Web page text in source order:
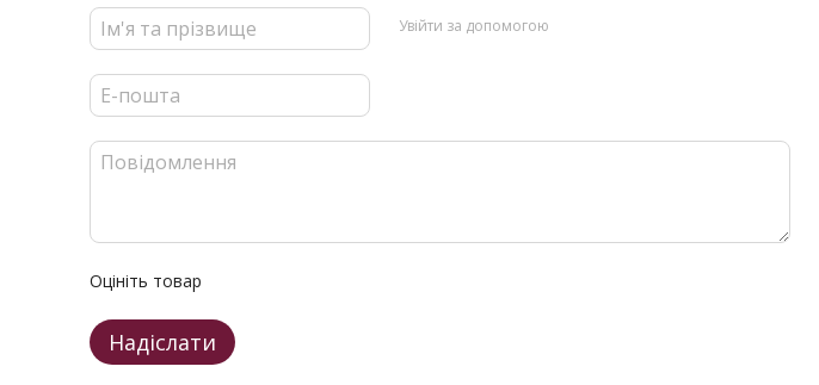
Увійти за допомогою
Оцініть товар
Надіслати